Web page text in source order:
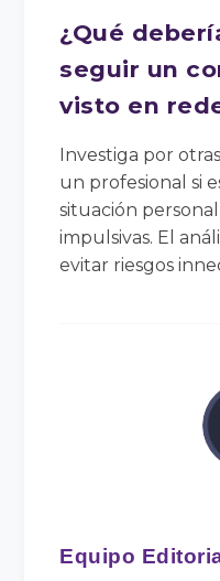
¿Qué
seguir un
visto en
Investiga por
un profesional si
situación
impulsivas. El
evitar riesgos
Equipo